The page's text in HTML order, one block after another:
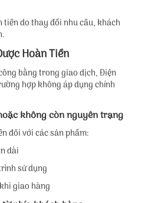
tiền do thay đổi nhu cầu, khách
Hoàn Tiền
bằng trong giao dịch, Điện
hợp không áp dụng chính
không còn nguyên trạng
đối với các sản phẩm:
dài
sử dụng
giao hàng